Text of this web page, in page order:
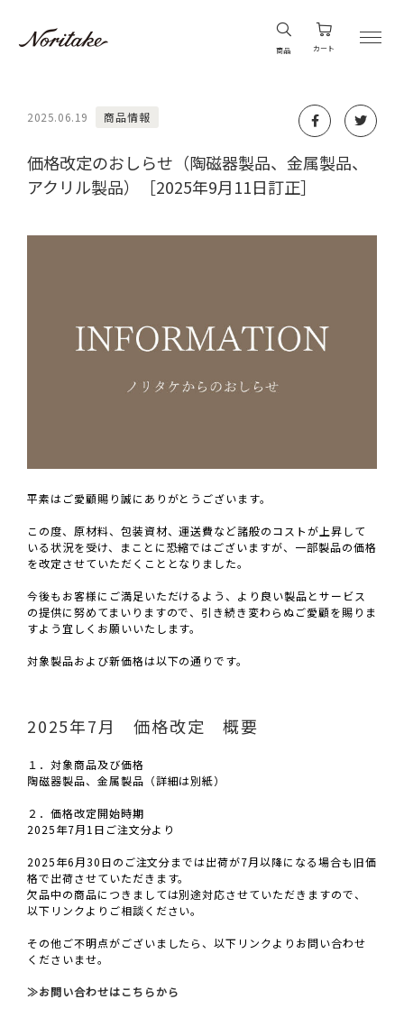
商品 カート
2025.06.19 商品情報
価格改定のおしらせ（陶磁器製品、金属製品、
アクリル製品）［2025年9月11日訂正］
平素はご愛顧賜り誠にありがとうございます。
この度、原材料、包装資材、運送費など諸般のコストが上昇して
いる状況を受け、まことに恐縮ではございますが、一部製品の価格
を改定させていただくこととなりました。
今後もお客様にご満足いただけるよう、より良い製品とサービス
の提供に努めてまいりますので、引き続き変わらぬご愛顧を賜りま
すよう宜しくお願いいたします。
対象製品および新価格は以下の通りです。
2025年7月 価格改定 概要
１．対象商品及び価格
陶磁器製品、金属製品（詳細は別紙）
２．価格改定開始時期
2025年7月1日ご注文分より
2025年6月30日のご注文分までは出荷が7月以降になる場合も旧価
格で出荷させていただきます。
欠品中の商品につきましては別途対応させていただきますので、
以下リンクよりご相談ください。
その他ご不明点がございましたら、以下リンクよりお問い合わせ
くださいませ。
≫お問い合わせはこちらから